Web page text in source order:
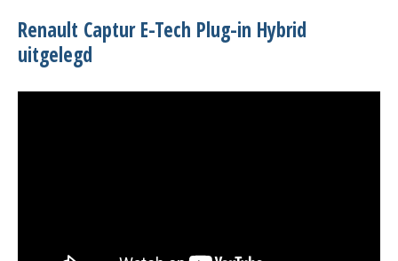
Renault Captur E-Tech Plug-in Hybrid
uitgelegd